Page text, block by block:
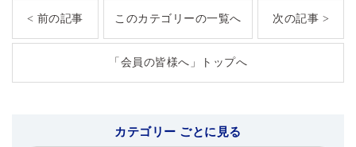
< 前の記事 このカテゴリーの一覧へ 次の記事 >
「会員の皆様へ」トップへ
カテゴリー ごとに見る